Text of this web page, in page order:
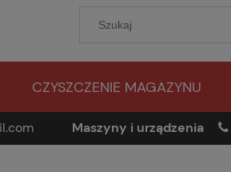
CZYSZCZENIE MAGAZYNU
Maszyny i urządzenia